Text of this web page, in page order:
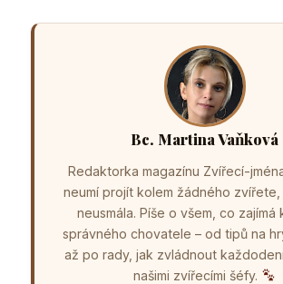
Bc. Martina Vaňková
Redaktorka magazínu Zvířecí-
neumí projít kolem žádného zvířete,
neusmála. Píše o všem, co zajímá
správného chovatele – od tipů na
až po rady, jak zvládnout
našimi zvířecími šéfy.